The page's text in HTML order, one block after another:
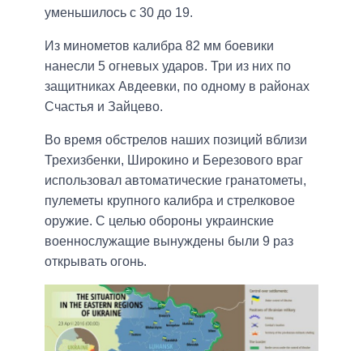
уменьшилось с 30 до 19.
Из минометов калибра 82 мм боевики
нанесли 5 огневых ударов. Три из них по
защитниках Авдеевки, по одному в районах
Счастья и Зайцево.
Во время обстрелов наших позиций вблизи
Трехизбенки, Широкино и Березового враг
использовал автоматические гранатометы,
пулеметы крупного калибра и стрелковое
оружие. С целью обороны украинские
военнослужащие вынуждены были 9 раз
открывать огонь.